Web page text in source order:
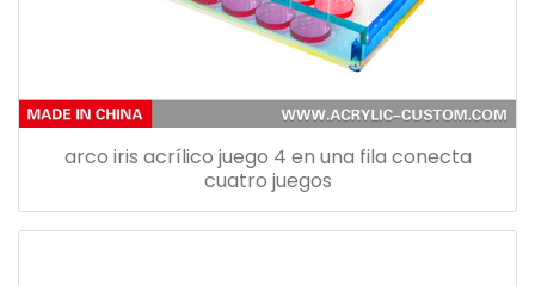
arco iris acrílico juego 4 en una fila conecta
cuatro juegos